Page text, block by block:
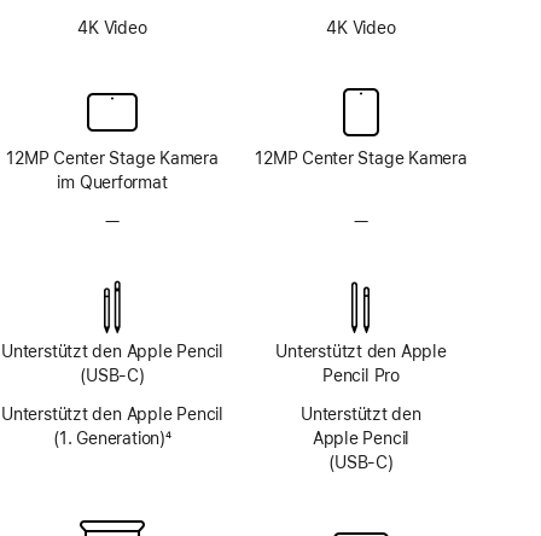
4K Video
12MP Center Stage Kamera
im Querformat
—Kein
System
Unterstützt den Apple Pencil
(USB‑C)
Unterstützt den Apple Pencil
(1. Generation)4
4K Video
12MP Center Stage Kamera
—Kein
System
Unterstützt den Apple
Pencil Pro
Unterstützt den
Apple Pencil
(USB‑C)